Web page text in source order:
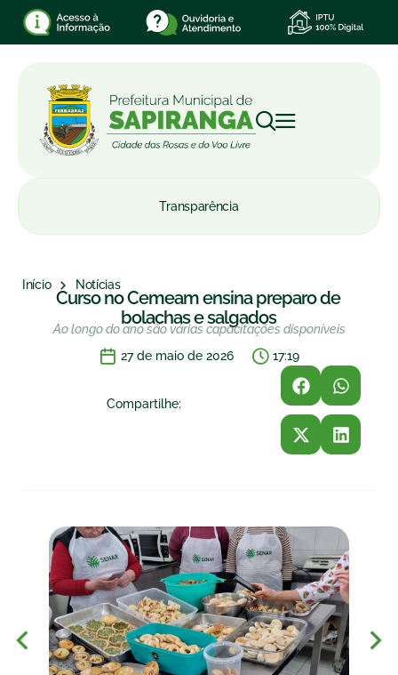
Transparência
Início Notícias
Curso no Cemeam ensina preparo de
bolachas e salgados
Ao longo do ano são várias capacitações disponíveis
27 de maio de 2026
17:19
Compartilhe: